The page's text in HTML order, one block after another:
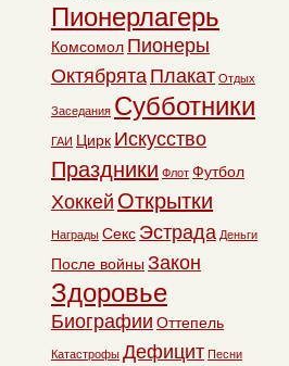
Пионерлагерь
Комсомол Пионеры
Октябрята Плакат Отдых
Заседания Субботники
ГАИ Цирк Искусство
Праздники Флот Футбол
Хоккей Открытки
Награды Секс Эстрада Деньги
После войны Закон
Здоровье
Биографии Оттепель
Катастрофы Дефицит Песни